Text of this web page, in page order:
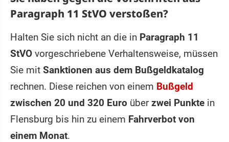
Paragraph 11 StVO verstoßen?
Halten Sie sich nicht an die in Paragraph 11
StVO vorgeschriebene Verhaltensweise, müssen
Sie mit Sanktionen aus dem Bußgeldkatalog
rechnen. Diese reichen von einem Bußgeld
zwischen 20 und 320 Euro überzwei Punkte in
Flensburg bis hin zu einem Fahrverbot von
einem Monat.